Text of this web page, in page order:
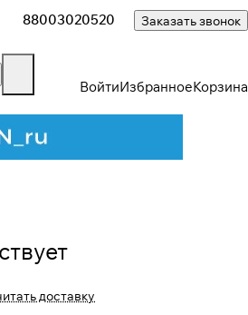
88003020520 Заказать звонок
ВойтиИзбранноеКорзина
доставку